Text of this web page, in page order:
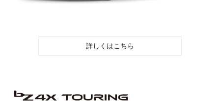
詳しくはこちら